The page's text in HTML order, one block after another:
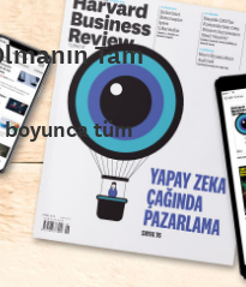
Tam
boyunca tüm